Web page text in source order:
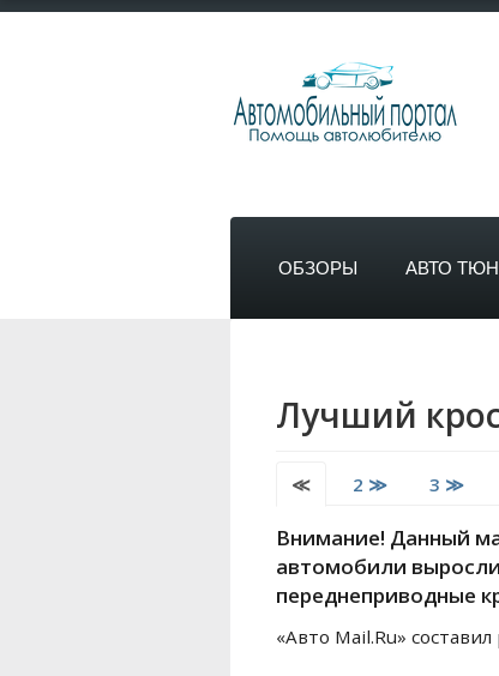
ОБЗОРЫ АВТО
Лучший
≪ 2 ≫ 3 ≫
Внимание! Данный
автомобили
переднеприводные
«Авто Mail.Ru»